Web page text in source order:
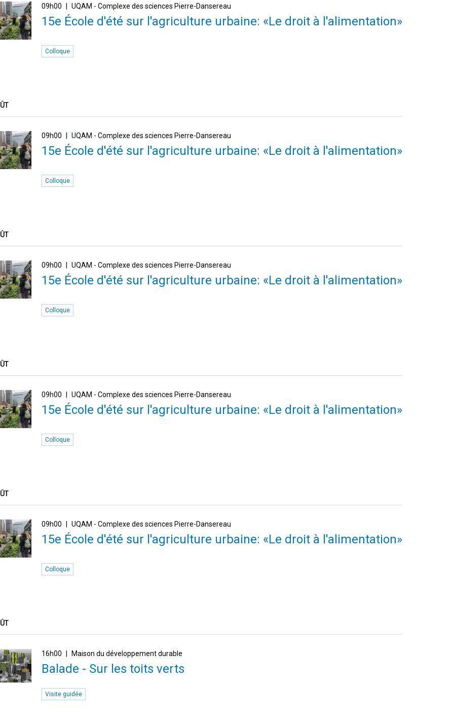
09h00 UQAM - Complexe des sciences Pierre-Dansereau
15e École d'été sur l'agriculture urbaine: «Le droit à l'alimentation»
Colloque
09h00 UQAM - Complexe des sciences Pierre-Dansereau
15e École d'été sur l'agriculture urbaine: «Le droit à l'alimentation»
Colloque
09h00 UQAM - Complexe des sciences Pierre-Dansereau
15e École d'été sur l'agriculture urbaine: «Le droit à l'alimentation»
Colloque
09h00 UQAM - Complexe des sciences Pierre-Dansereau
15e École d'été sur l'agriculture urbaine: «Le droit à l'alimentation»
Colloque
09h00 UQAM - Complexe des sciences Pierre-Dansereau
15e École d'été sur l'agriculture urbaine: «Le droit à l'alimentation»
Colloque
16h00 Maison du développement durable
Balade - Sur les toits verts
Visite guidée